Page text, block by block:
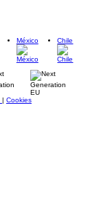
México Chile
| Cookies